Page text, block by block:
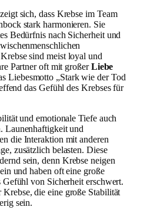
zeigt sich, dass Krebse im Team
stark harmonieren. Sie
Bedürfnis nach Sicherheit und
sind meist loyal und
Partner oft mit großerLiebe
Liebesmotto „Stark wie der Tod
das Gefühl des Krebses für
und emotionale Tiefe auch
Launenhaftigkeit und
die Interaktion mit anderen
zusätzlich belasten. Diese
sein, denn Krebse neigen
und haben oft eine große
Gefühl von Sicherheit erschwert.
die eine große Stabilität
sein.